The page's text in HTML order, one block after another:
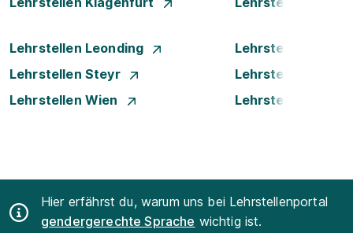
Lehrstellen Leonding
Lehrstellen Linz
Lehrstellen Steyr
Lehrstellen Traun
Lehrstellen Wien
Lehrstellen
Hier erfährst du, warum uns bei Lehrstellenportal
gendergerechte Sprache wichtig ist.